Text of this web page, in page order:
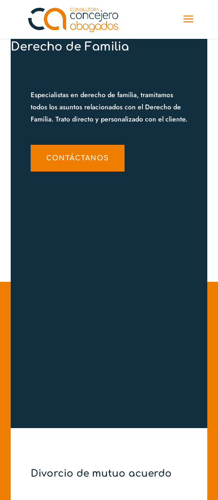
Derecho de Familia
Especialistas en derecho de familia, tramitamos
todos los asuntos relacionados con el Derecho de
Familia. Trato directo y personalizado con el cliente.
CONTÁCTANOS
Divorcio de mutuo acuerdo